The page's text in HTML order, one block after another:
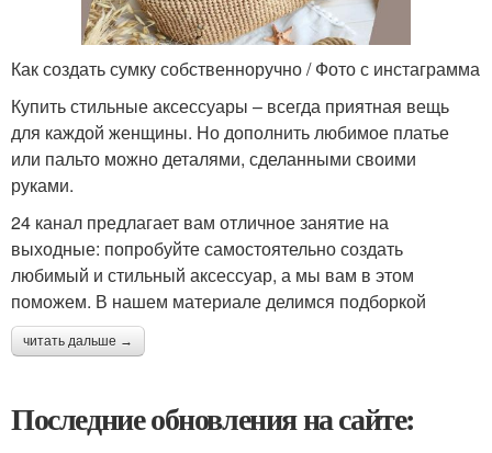
Как создать сумку собственноручно / Фото с инстаграмма
Купить стильные аксессуары – всегда приятная вещь
для каждой женщины. Но дополнить любимое платье
или пальто можно деталями, сделанными своими
руками.
24 канал предлагает вам отличное занятие на
выходные: попробуйте самостоятельно создать
любимый и стильный аксессуар, а мы вам в этом
поможем. В нашем материале делимся подборкой
читать дальше →
Последние обновления на сайте: